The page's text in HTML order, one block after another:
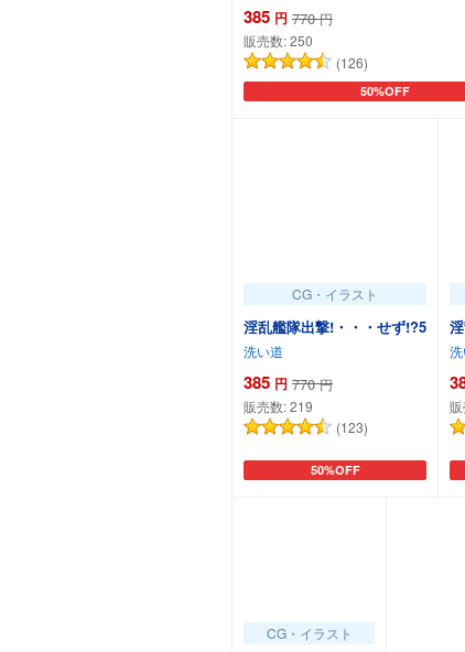
385 円 770 円
販売数:250
(126)
50%OFF
カートに追加
CG・イラスト
淫乱艦隊出撃!・・・せず!?5
洗い道
385 円 770 円
販売数:219
(123)
50%OFF
カートに追加
CG・イラスト